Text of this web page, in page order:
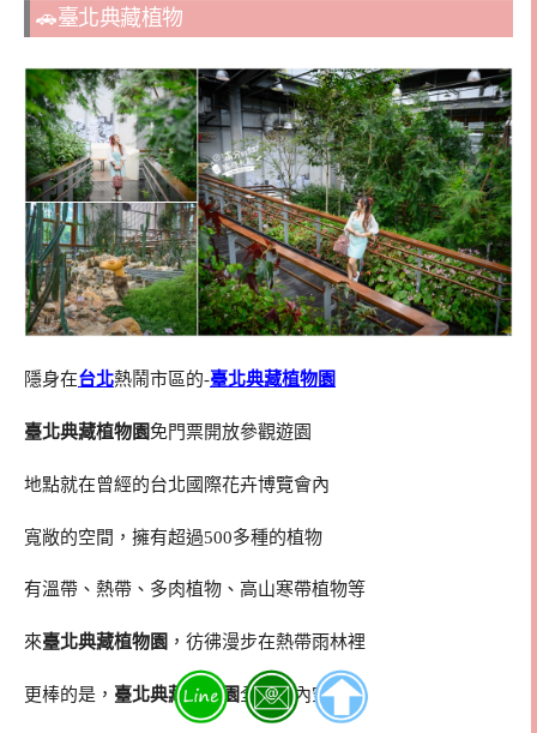
🚗臺北典藏植物
隱身在台北熱鬧市區的-臺北典藏植物園
臺北典藏植物園免門票開放參觀遊園
地點就在曾經的台北國際花卉博覽會內
寬敞的空間，擁有超過500多種的植物
有溫帶、熱帶、多肉植物、高山寒帶植物等
來臺北典藏植物園 ，彷彿漫步在熱帶雨林裡
更棒的是， 臺北典藏植物園全為室內空間